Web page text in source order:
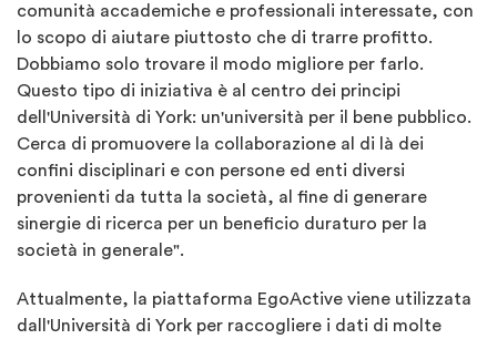
comunità accademiche e professionali interessate, con
lo scopo di aiutare piuttosto che di trarre profitto.
Dobbiamo solo trovare il modo migliore per farlo.
Questo tipo di iniziativa è al centro dei principi
dell'Università di York: un'università per il bene pubblico.
Cerca di promuovere la collaborazione al di là dei
confini disciplinari e con persone ed enti diversi
provenienti da tutta la società, al fine di generare
sinergie di ricerca per un beneficio duraturo per la
società in generale".
Attualmente, la piattaforma EgoActive viene utilizzata
dall'Università di York per raccogliere i dati di molte